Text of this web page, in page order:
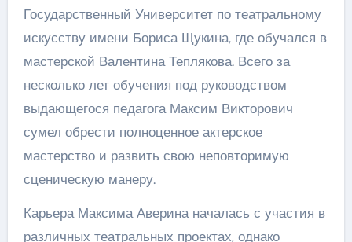
Государственный Университет по театральному
искусству имени Бориса Щукина, где обучался в
мастерской Валентина Теплякова. Всего за
несколько лет обучения под руководством
выдающегося педагога Максим Викторович
сумел обрести полноценное актерское
мастерство и развить свою неповторимую
сценическую манеру.
Карьера Максима Аверина началась с участия в
различных театральных проектах, однако